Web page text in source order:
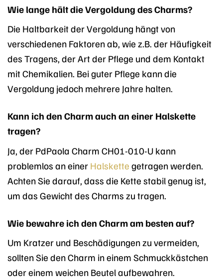
Wie lange hält die Vergoldung des Charms?
Die Haltbarkeit der Vergoldung hängt von
verschiedenen Faktoren ab, wie z.B. der Häufigkeit
des Tragens, der Art der Pflege und dem Kontakt
mit Chemikalien. Bei guter Pflege kann die
Vergoldung jedoch mehrere Jahre halten.
Kann ich den Charm auch an einer Halskette
tragen?
Ja, der PdPaola Charm CH01-010-U kann
problemlos an einer Halskette getragen werden.
Achten Sie darauf, dass die Kette stabil genug ist,
um das Gewicht des Charms zu tragen.
Wie bewahre ich den Charm am besten auf?
Um Kratzer und Beschädigungen zu vermeiden,
sollten Sie den Charm in einem Schmuckkästchen
oder einem weichen Beutel aufbewahren.